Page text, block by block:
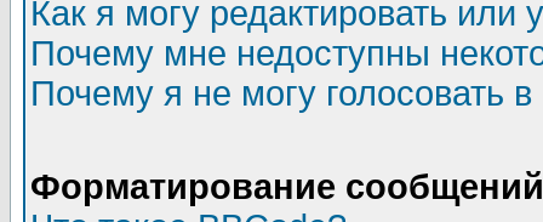
Как я могу редактировать или
Почему мне недоступны
Почему я не могу голосовать
Форматирование